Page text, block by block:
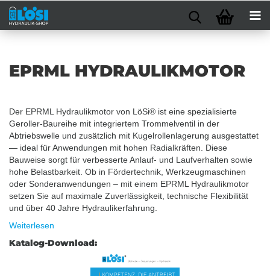
EPRML HYDRAULIKMOTOR
Der EPRML Hydraulikmotor von LöSi® ist eine spezialisierte
Geroller-Baureihe mit integriertem Trommelventil in der
Abtriebswelle und zusätzlich mit Kugelrollenlagerung ausgestattet
— ideal für Anwendungen mit hohen Radialkräften. Diese
Bauweise sorgt für verbesserte Anlauf- und Laufverhalten sowie
hohe Belastbarkeit. Ob in Fördertechnik, Werkzeugmaschinen
oder Sonderanwendungen – mit einem EPRML Hydraulikmotor
setzen Sie auf maximale Zuverlässigkeit, technische Flexibilität
und über 40 Jahre Hydraulikerfahrung.
Weiterlesen
Katalog-Download: